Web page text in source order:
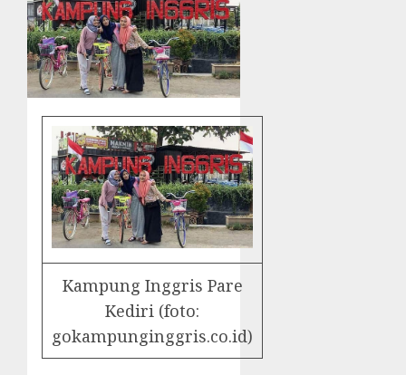
Kampung Inggris Pare
Kediri (foto:
gokampunginggris.co.id)